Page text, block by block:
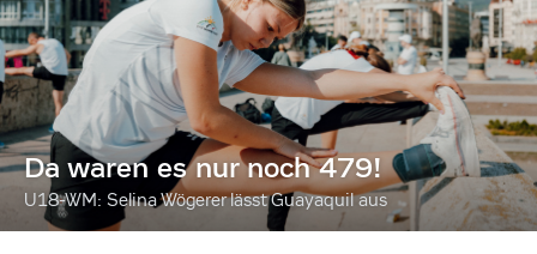
Da waren es nur noch 479!
U18-WM: Selina Wögerer lässt Guayaquil aus